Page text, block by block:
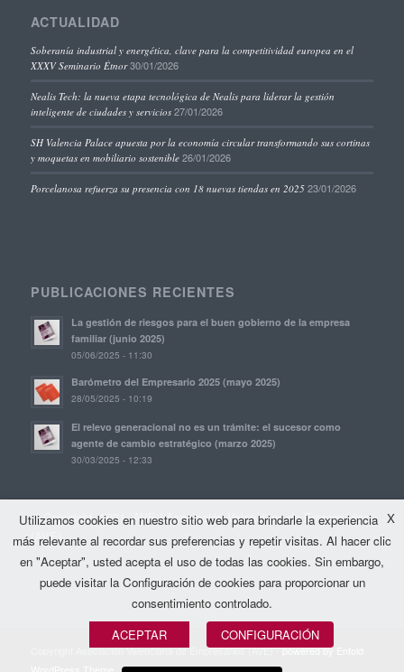
ACTUALIDAD
Soberanía industrial y energética, clave para la competitividad europea en el
XXXV Seminario Étnor 30/01/2026
Nealis Tech: la nueva etapa tecnológica de Nealis para liderar la gestión
inteligente de ciudades y servicios 27/01/2026
SH Valencia Palace apuesta por la economía circular transformando sus cortinas
y moquetas en mobiliario sostenible 26/01/2026
Porcelanosa refuerza su presencia con 18 nuevas tiendas en 2025 23/01/2026
PUBLICACIONES RECIENTES
La gestión de riesgos para el buen gobierno de la empresa
familiar (junio 2025)
05/06/2025 - 11:30
Barómetro del Empresario 2025 (mayo 2025)
28/05/2025 - 10:19
El relevo generacional no es un trámite: el sucesor como
agente de cambio estratégico (marzo 2025)
30/03/2025 - 12:33
© Copyright, 2021. AVE | Asociación Valenciana de Empresarios
(AVE)
Copyright Asociación Valenciana de Empresarios (AVE) -powered by Enfold
X
Utilizamos cookies en nuestro sitio web para brindarle la experiencia
más relevante al recordar sus preferencias y repetir visitas. Al hacer clic
en "Aceptar", usted acepta el uso de todas las cookies. Sin embargo,
puede visitar la Configuración de cookies para proporcionar un
consentimiento controlado.
ACEPTAR
CONFIGURACIÓN